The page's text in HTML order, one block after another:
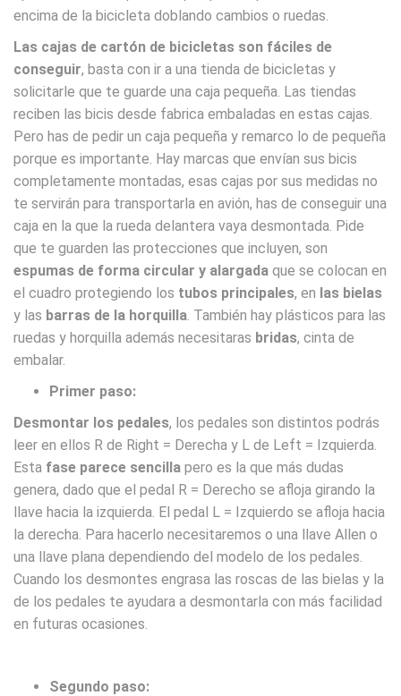
encima de la bicicleta doblando cambios o ruedas.
Las cajas de cartón de bicicletas son fáciles de
conseguir, basta con ir a una tienda de bicicletas y
solicitarle que te guarde una caja pequeña. Las tiendas
reciben las bicis desde fabrica embaladas en estas cajas.
Pero has de pedir un caja pequeña y remarco lo de pequeña
porque es importante. Hay marcas que envían sus bicis
completamente montadas, esas cajas por sus medidas no
te servirán para transportarla en avión, has de conseguir una
caja en la que la rueda delantera vaya desmontada. Pide
que te guarden las protecciones que incluyen, son
espumas de forma circular y alargada que se colocan en
el cuadro protegiendo los tubos principales, en las bielas
y las barras de la horquilla. También hay plásticos para las
ruedas y horquilla además necesitaras bridas, cinta de
embalar.
Primer paso:
Desmontar los pedales, los pedales son distintos podrás
leer en ellos R de Right = Derecha y L de Left = Izquierda.
Esta fase parece sencilla pero es la que más dudas
genera, dado que el pedal R = Derecho se afloja girando la
llave hacia la izquierda. El pedal L = Izquierdo se afloja hacia
la derecha. Para hacerlo necesitaremos o una llave Allen o
una llave plana dependiendo del modelo de los pedales.
Cuando los desmontes engrasa las roscas de las bielas y la
de los pedales te ayudara a desmontarla con más facilidad
en futuras ocasiones.
Segundo paso: